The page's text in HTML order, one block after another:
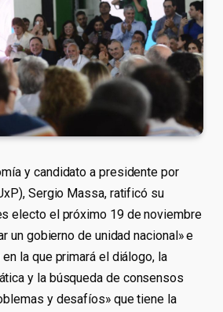
y candidato a presidente por
Sergio Massa, ratificó su
electo el próximo 19 de noviembre
un gobierno de unidad nacional» e
en la que primará el diálogo, la
y la búsqueda de consensos
y desafíos» que tiene la